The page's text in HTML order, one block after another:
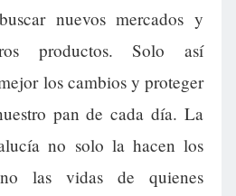
nuevos mercados y
productos. Solo así
los cambios y proteger
pan de cada día. La
no solo la hacen los
las vidas de quienes